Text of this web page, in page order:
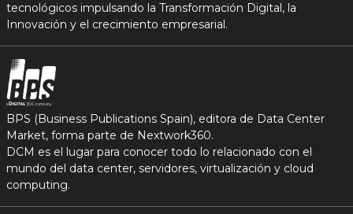
tecnológicos impulsando la Transformación Digital, la
Innovación y el crecimiento empresarial.
BPS (Business Publications Spain), editora de Data Center
Market, forma parte de Nextwork360.
DCM es el lugar para conocer todo lo relacionado con el
mundo del data center, servidores, virtualización y cloud
computing.